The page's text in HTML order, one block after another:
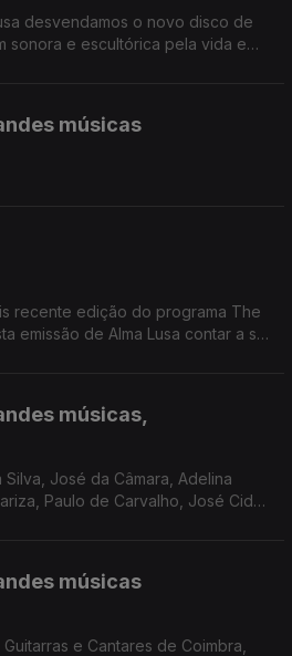
desvendamos o novo disco de
sonora e escultórica pela vida e
músicas
recente edição do programa The
emissão de Alma Lusa contar a sua
músicas,
José da Câmara, Adelina
Paulo de Carvalho, José Cid
músicas
e Cantares de Coimbra,